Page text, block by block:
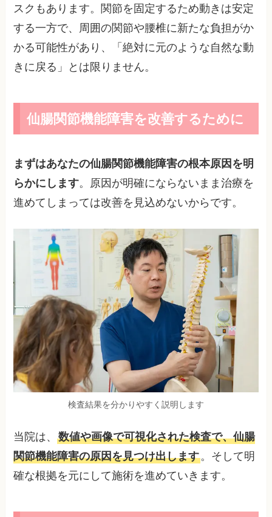
スクもあります。関節を固定するため動きは安定
する一方で、周囲の関節や腰椎に新たな負担がか
かる可能性があり、「絶対に元のような自然な動
きに戻る」とは限りません。
仙腸関節機能障害を改善するために
まずはあなたの仙腸関節機能障害の根本原因を明
らかにします。原因が明確にならないまま治療を
進めてしまっては改善を見込めないからです。
検査結果を分かりやすく説明します
当院は、数値や画像で可視化された検査で、仙腸
関節機能障害の原因を見つけ出します。そして明
確な根拠を元にして施術を進めていきます。